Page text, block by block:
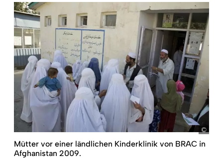
Mütter vor einer ländlichen Kinder­klinik von BRAC in
Afghanistan 2009.